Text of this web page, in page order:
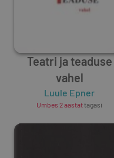
Teatri ja teaduse
vahel
Luule Epner
Umbes 2 aastattagasi